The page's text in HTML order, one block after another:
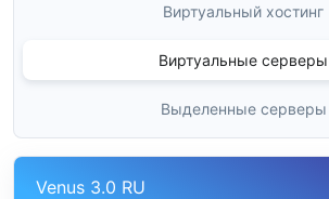
Виртуальный хостинг
Виртуальные серверы
Выделенные серверы
Venus 3.0 RU